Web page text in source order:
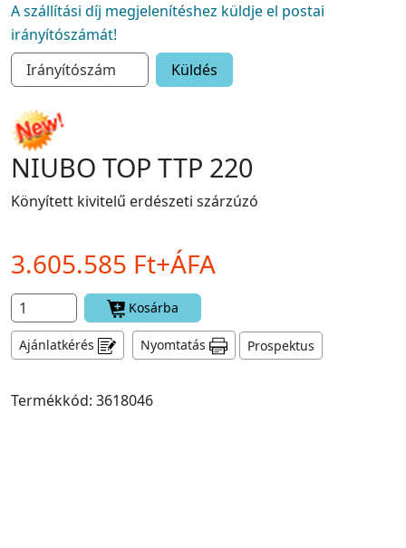
A szállítási díj megjelenítéshez küldje el postai
irányítószámát!
Küldés
NIUBO TOP TTP 220
Könyített kivitelű erdészeti szárzúzó
3.605.585 Ft+ÁFA
Kosárba
Ajánlatkérés Nyomtatás Prospektus
Termékkód: 3618046